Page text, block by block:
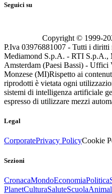
Seguici su
Copyright © 1999-
P.Iva 03976881007 - Tutti i diritti
Mediamond S.p.A. - RTI S.p.A.,
Amsterdam (Paesi Bassi) -
Monzese (MI)Rispetto ai
riprodotti è vietata ogni
sistemi di intelligenza artificiale
espresso di utilizzare mezzi
Legal
CorporatePrivacy PolicyCookie
Sezioni
CronacaMondoEconomiaPolitica
PlanetCulturaSaluteScuola